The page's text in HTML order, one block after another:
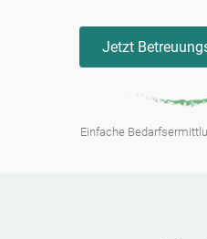
Jetzt
Einfache